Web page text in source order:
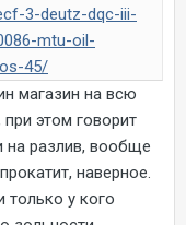
3-deutz-dqc-iii-
mtu-oil-
45/
магазин на всю
при этом говорит
разлив, вообще
наверное.
только у кого